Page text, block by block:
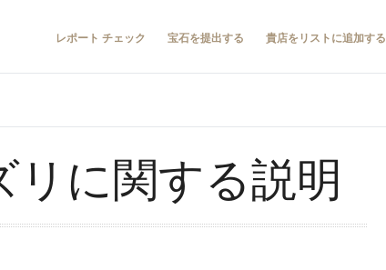
レポート チェック 宝石を提出する 貴店をリストに追加する
リに関する説明